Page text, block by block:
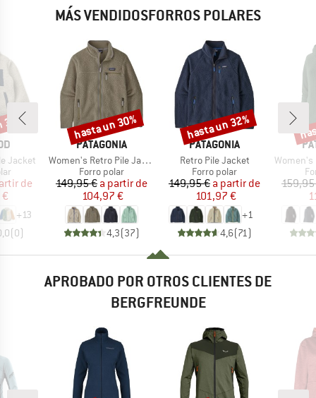
MÁS VENDIDOSFORROS POLARES
Jacket
reducido
de
+13
(0)
MARCA
PATAGONIA
Artículo
Women's Retro Pile Jacket
Product group
Forro polar
Precio
149,95 € Precio reducido
a partir de
104,97 €
4,3(37)
Descuento
hasta un 30%
MARCA
PATAGONIA
Artículo
Retro Pile Jacket
Product group
Forro polar
Precio
149,95 € Precio reducido
a partir de
101,97 €
+1
4,6(71 )
Descuento
hasta un 32%
Artículo
Women's R1
APROBADO POR OTROS CLIENTES DE
BERGFREUNDE